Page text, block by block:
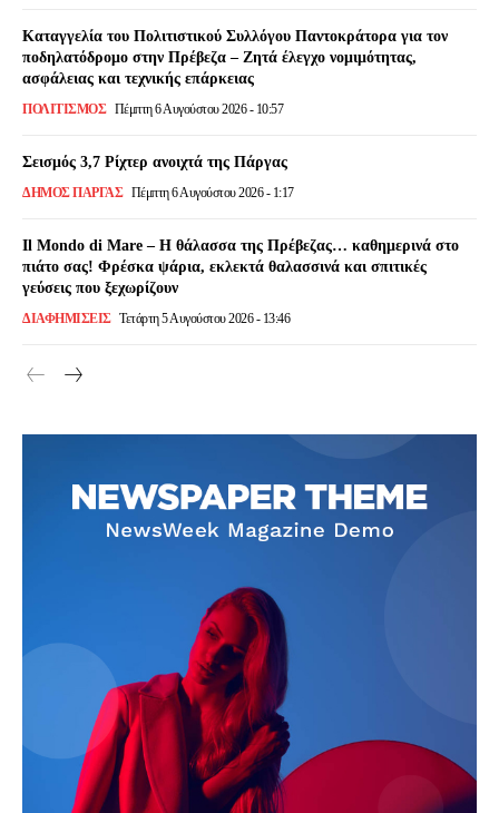
Καταγγελία του Πολιτιστικού Συλλόγου Παντοκράτορα για τον
ποδηλατόδρομο στην Πρέβεζα – Ζητά έλεγχο νομιμότητας,
ασφάλειας και τεχνικής επάρκειας
ΠΟΛΙΤΙΣΜΌΣ Πέμπτη 6 Αυγούστου 2026 - 10:57
Σεισμός 3,7 Ρίχτερ ανοιχτά της Πάργας
ΔΉΜΟΣ ΠΆΡΓΑΣ Πέμπτη 6 Αυγούστου 2026 - 1:17
Il Mondo di Mare – Η θάλασσα της Πρέβεζας… καθημερινά στο
πιάτο σας! Φρέσκα ψάρια, εκλεκτά θαλασσινά και σπιτικές
γεύσεις που ξεχωρίζουν
ΔΙΑΦΗΜΙΣΕΙΣ Τετάρτη 5 Αυγούστου 2026 - 13:46